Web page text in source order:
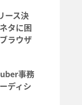
ース決
タに困
ラウザ
事務
ディシ